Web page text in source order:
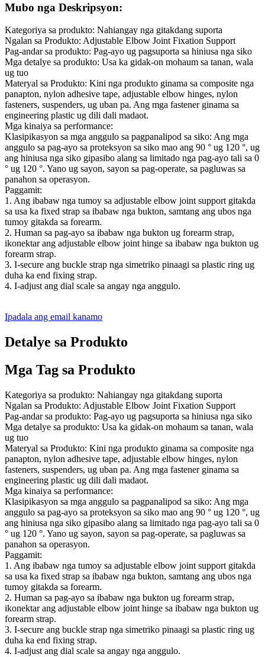
Mubo nga Deskripsyon:
Kategoriya sa produkto: Nahiangay nga gitakdang suporta
Ngalan sa Produkto: Adjustable Elbow Joint Fixation Support
Pag-andar sa produkto: Pag-ayo ug pagsuporta sa hiniusa nga siko
Mga detalye sa produkto: Usa ka gidak-on mohaum sa tanan, wala
ug tuo
Materyal sa Produkto: Kini nga produkto ginama sa composite nga
panapton, nylon adhesive tape, adjustable elbow hinges, nylon
fasteners, suspenders, ug uban pa. Ang mga fastener ginama sa
engineering plastic ug dili dali madaot.
Mga kinaiya sa performance:
Klasipikasyon sa mga anggulo sa pagpanalipod sa siko: Ang mga
anggulo sa pag-ayo sa proteksyon sa siko mao ang 90 ° ug 120 °, ug
ang hiniusa nga siko gipasibo alang sa limitado nga pag-ayo tali sa 0
° ug 120 °. Yano ug sayon, sayon ​​sa pag-operate, sa pagluwas sa
panahon sa operasyon.
Paggamit:
1. Ang ibabaw nga tumoy sa adjustable elbow joint support gitakda
sa usa ka fixed strap sa ibabaw nga bukton, samtang ang ubos nga
tumoy gitakda sa forearm.
2. Human sa pag-ayo sa ibabaw nga bukton ug forearm strap,
ikonektar ang adjustable elbow joint hinge sa ibabaw nga bukton ug
forearm strap.
3. I-secure ang buckle strap nga simetriko pinaagi sa plastic ring ug
duha ka end fixing strap.
4. I-adjust ang dial scale sa angay nga anggulo.
Ipadala ang email kanamo
Detalye sa Produkto
Mga Tag sa Produkto
Kategoriya sa produkto: Nahiangay nga gitakdang suporta
Ngalan sa Produkto: Adjustable Elbow Joint Fixation Support
Pag-andar sa produkto: Pag-ayo ug pagsuporta sa hiniusa nga siko
Mga detalye sa produkto: Usa ka gidak-on mohaum sa tanan, wala
ug tuo
Materyal sa Produkto: Kini nga produkto ginama sa composite nga
panapton, nylon adhesive tape, adjustable elbow hinges, nylon
fasteners, suspenders, ug uban pa. Ang mga fastener ginama sa
engineering plastic ug dili dali madaot.
Mga kinaiya sa performance:
Klasipikasyon sa mga anggulo sa pagpanalipod sa siko: Ang mga
anggulo sa pag-ayo sa proteksyon sa siko mao ang 90 ° ug 120 °, ug
ang hiniusa nga siko gipasibo alang sa limitado nga pag-ayo tali sa 0
° ug 120 °. Yano ug sayon, sayon ​​sa pag-operate, sa pagluwas sa
panahon sa operasyon.
Paggamit:
1. Ang ibabaw nga tumoy sa adjustable elbow joint support gitakda
sa usa ka fixed strap sa ibabaw nga bukton, samtang ang ubos nga
tumoy gitakda sa forearm.
2. Human sa pag-ayo sa ibabaw nga bukton ug forearm strap,
ikonektar ang adjustable elbow joint hinge sa ibabaw nga bukton ug
forearm strap.
3. I-secure ang buckle strap nga simetriko pinaagi sa plastic ring ug
duha ka end fixing strap.
4. I-adjust ang dial scale sa angay nga anggulo.